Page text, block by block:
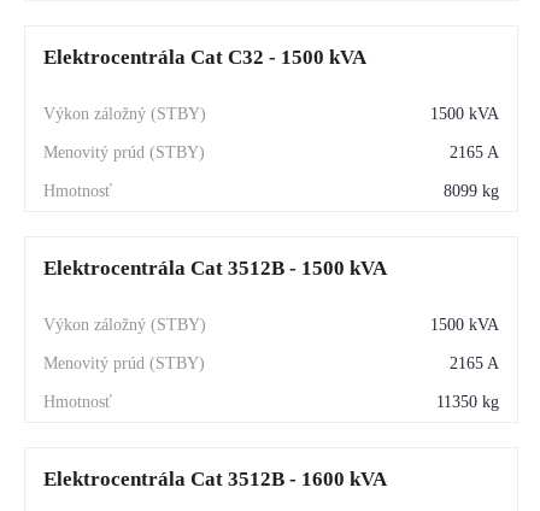
Elektrocentrála Cat C32 - 1500 kVA
1500 kVA
2165 A
8099 kg
Elektrocentrála Cat 3512B - 1500 kVA
1500 kVA
2165 A
11350 kg
Elektrocentrála Cat 3512B - 1600 kVA